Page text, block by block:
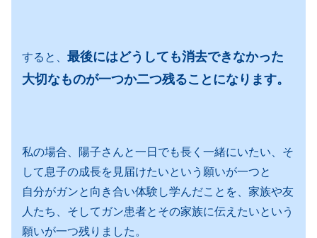
すると、 最後にはどうしても消去できなかった
大切なものが一つか二つ残ることになります。
私の場合、陽子さんと一日でも長く一緒にいたい、そ
して息子の成長を見届けたいという願いが一つと
自分がガンと向き合い体験し学んだことを、家族や友
人たち、そしてガン患者とその家族に伝えたいという
願いが一つ残りました。